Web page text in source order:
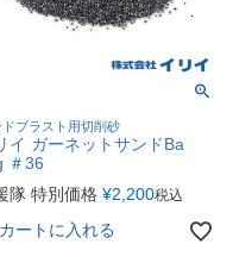
ドブラスト用切削砂
イ ガーネットサンドBa
＃36
隊 特別価格 ¥2,200税込
カートに入れる